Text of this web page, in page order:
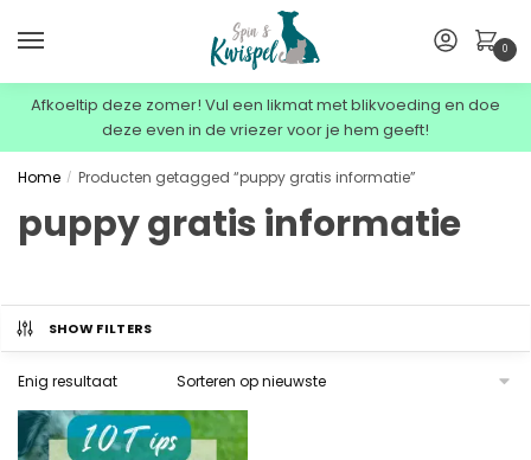
0
Afkoeltip deze zomer! Vul een likmat met blikvoeding en doe
deze even in de vriezer voor je hem geeft!
Home / Producten getagged “puppy gratis informatie”
puppy gratis informatie
SHOW FILTERS
Enig resultaat